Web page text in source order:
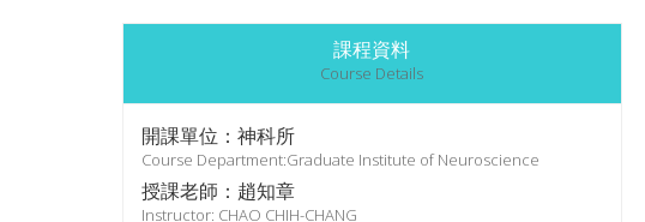
課程資料
Course Details
開課單位：神科所
Course Department:Graduate Institute of Neuroscience
授課老師：趙知章
Instructor: CHAO CHIH-CHANG